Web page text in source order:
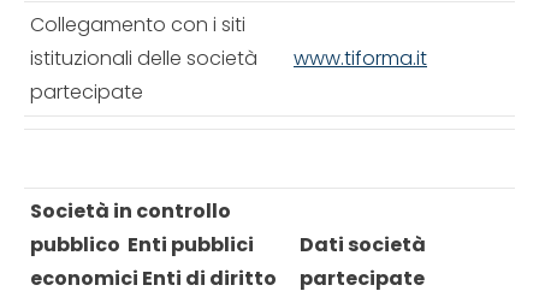
Collegamento con i siti
istituzionali delle società
partecipate
www.tiforma.it
Società in controllo
pubblico Enti pubblici
economici Enti di diritto
Dati società
partecipate